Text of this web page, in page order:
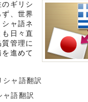
ギリシ
、世界
ャ語ネ
日々直
管理に
進めて
ャ語翻訳
語翻訳